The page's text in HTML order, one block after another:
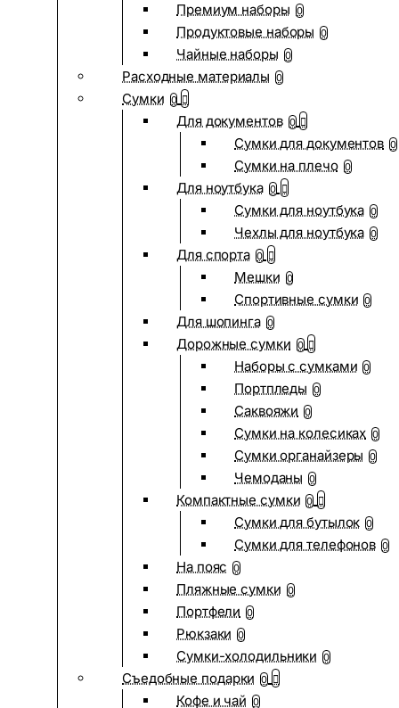
Премиум наборы 0
Продуктовые наборы 0
Чайные наборы 0
Расходные материалы 0
Сумки 0
Для документов 0
Сумки для документов 0
Сумки на плечо 0
Для ноутбука 0
Сумки для ноутбука 0
Чехлы для ноутбука 0
Для спорта 0
Мешки 0
Спортивные сумки 0
Для шопинга 0
Дорожные сумки 0
Наборы с сумками 0
Портпледы 0
Саквояжи 0
Сумки на колесиках 0
Сумки органайзеры 0
Чемоданы 0
Компактные сумки 0
Сумки для бутылок 0
Сумки для телефонов 0
На пояс 0
Пляжные сумки 0
Портфели 0
Рюкзаки 0
Сумки-холодильники 0
Съедобные подарки 0
Кофе и чай 0